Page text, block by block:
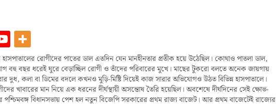
রোগীদের পাতের ডাল এতদিন যেন মানহীনতার প্রতীক হয়ে উঠেছিল। কোথাও পাতলা ডাল,
বছর ধরেই ঘুরে বেড়াচ্ছিল রোগী ও তাঁদের পরিবারের মুখে। মাছের টুকরো বলতে অনেক জায়গায়
দুধ, কলা বা ডিমের বদলে কখনও মুড়ি-মিষ্টি দিয়েই কাজ সারার অভিযোগও উঠত বিভিন্ন হাসপাতালে।
খাবারের মান নিয়ে এক ধরনের দীর্ঘস্থায়ী অসন্তোষ তৈরি হয়েছিল। অবশেষে দীর্ঘদিনের সেই ক্ষোভ-
বিধানসভায় পেশ হল নতুন বিজেপি সরকারের প্রথম রাজ্য বাজেট। আর প্রথম বাজেটেই রাজ্যের